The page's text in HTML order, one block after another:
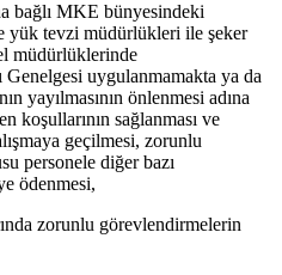
bağlı MKE bünyesindeki
tevzi müdürlükleri ile şeker
müdürlüklerinde
Genelgesi uygulanmamakta ya da
yayılmasının önlenmesi adına
koşullarının sağlanması ve
geçilmesi, zorunlu
personele diğer bazı
ödenmesi,
zorunlu görevlendirmelerin